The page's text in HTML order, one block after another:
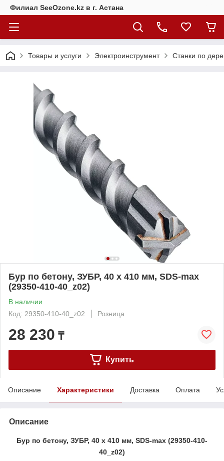
Филиал SeeOzone.kz в г. Астана
Товары и услуги Электроинструмент Станки по
Бур по бетону, ЗУБР, 40 х 410 мм, SDS-max
(29350-410-40_z02)
В наличии
Код: 29350-410-40_z02
Розница
28 230 ₸
Купить
Описание Характеристики Доставка Оплата
Описание
Бур по бетону, ЗУБР, 40 х 410 мм, SDS-max (29350-410-
40_z02)